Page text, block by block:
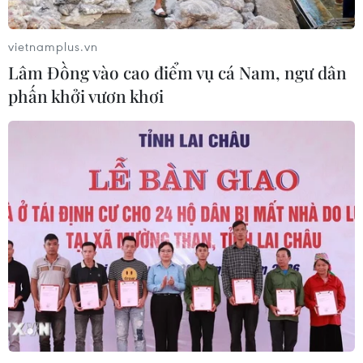
Trung Quốc, cảnh báo mưa lớn trên
diện rộng
06/08/2026 08:36
Mở 1 cửa xả đáy hồ thủy điện Hòa
Bình vào 16 giờ ngày 6/8
Quảng Trị: Mùa mưa lũ cận kề,
thường trực nỗi lo bờ sông 'nuốt' đất
06/08/2026 05:14
Mưa dông khiến hàng chục
chuyến bay tới Nội Bài không thể hạ
vietnamplus.vn
Lâm Đồng vào cao điểm vụ cá Nam, ngư dân
phấn khởi vươn khơi